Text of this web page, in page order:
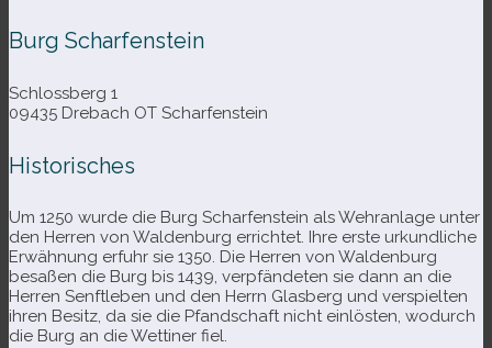
Burg Scharfenstein
Schlossberg 1
09435 Drebach OT Scharfenstein
Historisches
Um 1250 wurde die Burg Scharfenstein als Wehranlage unter
den Herren von Waldenburg errich­tet. Ihre erste urkund­li­che
Erwähnung erfuhr sie 1350. Die Herren von Waldenburg
besa­ßen die Burg bis 1439, ver­pfän­de­ten sie dann an die
Herren Senftleben und den Herrn Glasberg und ver­spiel­ten
ihren Besitz, da sie die Pfandschaft nicht ein­lös­ten, wodurch
die Burg an die Wettiner fiel.